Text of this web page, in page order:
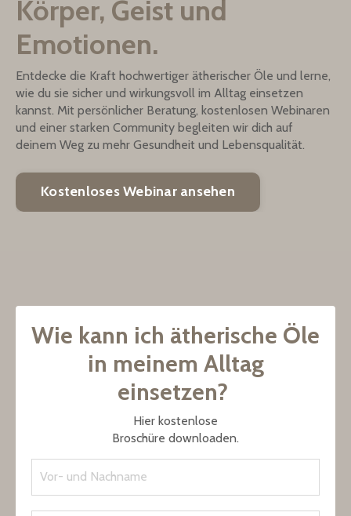
Körper, Geist und
Emotionen.
Entdecke die Kraft hochwertiger ätherischer Öle und lerne,
wie du sie sicher und wirkungsvoll im Alltag einsetzen
kannst. Mit persönlicher Beratung, kostenlosen Webinaren
und einer starken Community begleiten wir dich auf
deinem Weg zu mehr Gesundheit und Lebensqualität.
Kostenloses Webinar ansehen
Wie kann ich ätherische Öle
in meinem Alltag
einsetzen?
Hier kostenlose
Broschüre downloaden.